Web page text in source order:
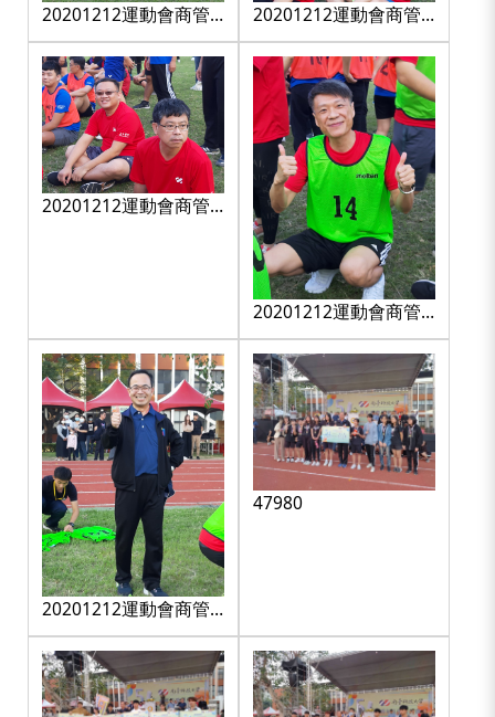
20201212運動會商管
學院大隊接力
_201212_15
20201212運動會商管
學院大隊接力
_201212_2
20201212運動會商管
20201212運動會商管
學院大隊接力
_201212_7
20201212運動會商管
學院大隊接力
_201212_9
47980